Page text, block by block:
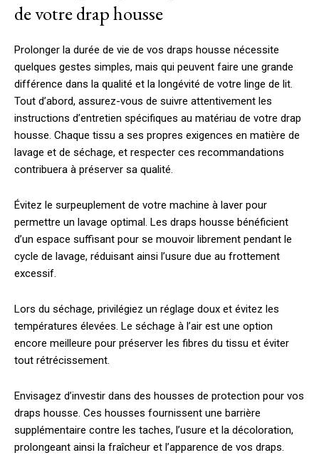
de votre drap housse
Prolonger la durée de vie de vos draps housse nécessite
quelques gestes simples, mais qui peuvent faire une grande
différence dans la qualité et la longévité de votre linge de lit.
Tout d’abord, assurez-vous de suivre attentivement les
instructions d’entretien spécifiques au matériau de votre drap
housse. Chaque tissu a ses propres exigences en matière de
lavage et de séchage, et respecter ces recommandations
contribuera à préserver sa qualité.
Évitez le surpeuplement de votre machine à laver pour
permettre un lavage optimal. Les draps housse bénéficient
d’un espace suffisant pour se mouvoir librement pendant le
cycle de lavage, réduisant ainsi l’usure due au frottement
excessif.
Lors du séchage, privilégiez un réglage doux et évitez les
températures élevées. Le séchage à l’air est une option
encore meilleure pour préserver les fibres du tissu et éviter
tout rétrécissement.
Envisagez d’investir dans des housses de protection pour vos
draps housse. Ces housses fournissent une barrière
supplémentaire contre les taches, l’usure et la décoloration,
prolongeant ainsi la fraîcheur et l’apparence de vos draps.